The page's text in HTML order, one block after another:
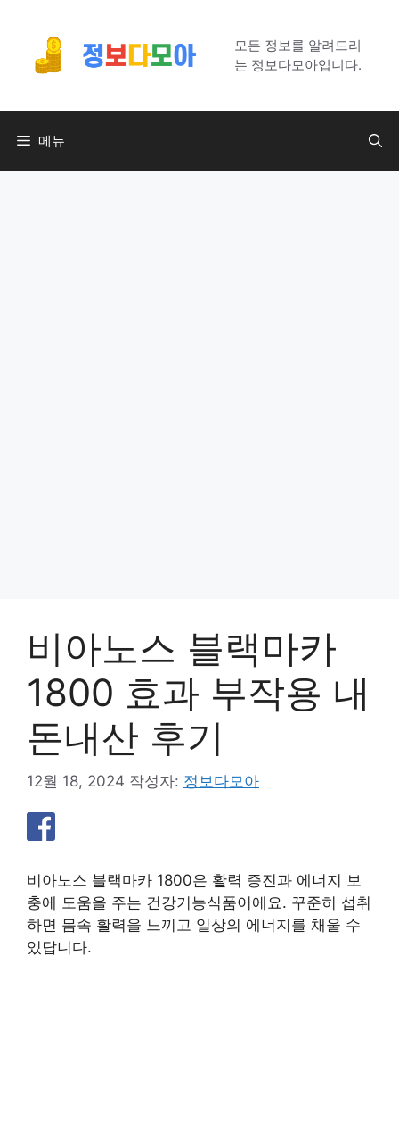
모든 정보를 알려드리
는 정보다모아입니다.
메뉴
비아노스 블랙마카
1800 효과 부작용 내
돈내산 후기
12월 18, 2024 작성자: 정보다모아
비아노스 블랙마카 1800은 활력 증진과 에너지 보
충에 도움을 주는 건강기능식품이에요. 꾸준히 섭취
하면 몸속 활력을 느끼고 일상의 에너지를 채울 수
있답니다.